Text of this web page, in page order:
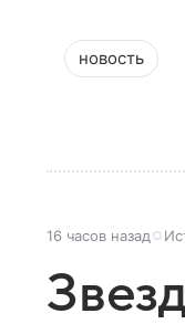
новость
16 часов назад